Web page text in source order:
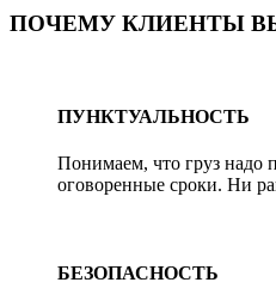
ПОЧЕМУ КЛИЕНТЫ
ПУНКТУАЛЬНОСТЬ
Понимаем, что груз надо
оговоренные сроки. Ни
БЕЗОПАСНОСТЬ